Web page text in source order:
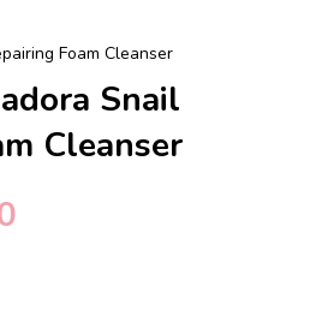
Foam Cleanser
Snail
Cleanser